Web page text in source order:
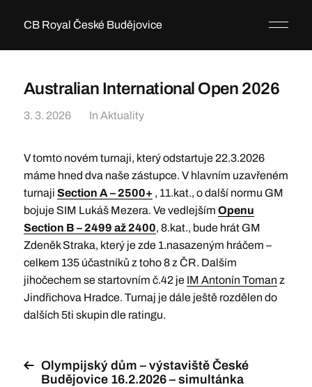
CB Royal České Budějovice
Australian International Open 2026
3. 3. 2026 In Aktuality
V tomto novém turnaji, který odstartuje 22.3.2026
máme hned dva naše zástupce. V hlavním uzavřeném
turnaji Section A – 2500+ , 11.kat., o další normu GM
bojuje SIM Lukáš Mezera. Ve vedlejším Openu
Section B – 2499 až 2400, 8.kat., bude hrát GM
Zdeněk Straka, který je zde 1.nasazeným hráčem –
celkem 135 účastníků z toho 8 z ČR. Dalším
jihočechem se startovním č.42 je IM Antonín Toman z
Jindřichova Hradce. Turnaj je dále ještě rozdělen do
dalších 5ti skupin dle ratingu.
Olympijský dům – výstaviště České
Budějovice 16.2.2026 – simultánka